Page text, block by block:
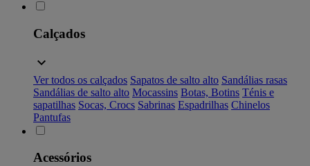
Calçados
Ver todos os calçados Sapatos de salto alto Sandálias rasas
Sandálias de salto alto Mocassins Botas, Botins Ténis e
sapatilhas Socas, Crocs Sabrinas Espadrilhas Chinelos
Pantufas
Acessórios